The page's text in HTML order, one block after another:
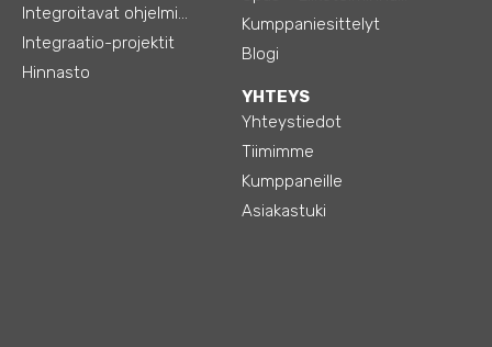
Integroitavat ohjelmistot
Integraatio-projektit
Hinnasto
Kumppaniesittelyt
Blogi
YHTEYS
Yhteystiedot
Tiimimme
Kumppaneille
Asiakastuki